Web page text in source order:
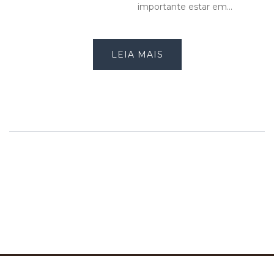
importante estar em…
LEIA MAIS